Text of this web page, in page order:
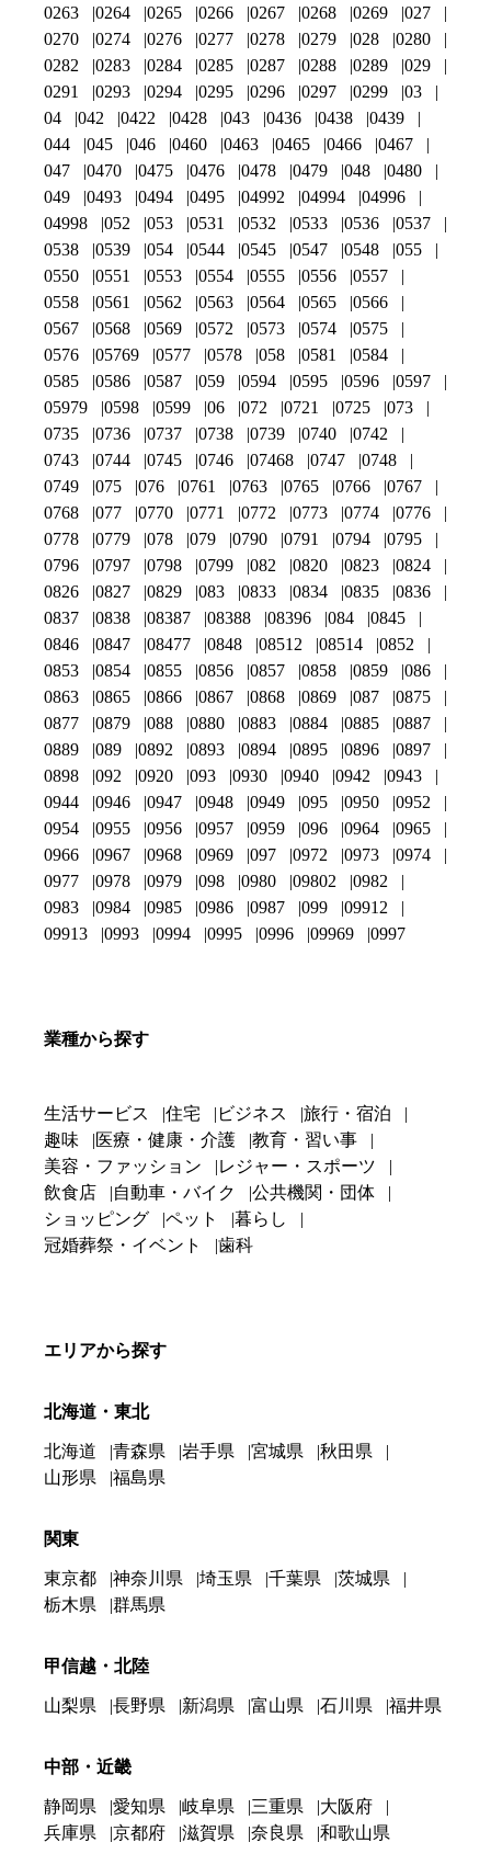
0263 0264 0265 0266 0267 0268 0269
027
0270
0274 0276 0277 0278 0279 028
0280
0282
0283 0284 0285 0287 0288 0289
029
0291
0293 0294 0295 0296 0297 0299
03
04
042 0422 0428 043 0436 0438
0439
044
045 046 0460 0463 0465 0466
0467
047
0470 0475 0476 0478 0479 048
0480
049
0493 0494 0495 04992 04994
04996
04998
052 053 0531 0532 0533 0536
0537
0538
0539 054 0544 0545 0547 0548
055
0550
0551 0553 0554 0555 0556
0557
0558
0561 0562 0563 0564 0565
0566
0567
0568 0569 0572 0573 0574
0575
0576
05769 0577 0578 058 0581
0584
0585
0586 0587 059 0594 0595 0596
0597
05979
0598 0599 06 072 0721 0725
073
0735
0736 0737 0738 0739 0740
0742
0743
0744 0745 0746 07468 0747
0748
0749
075 076 0761 0763 0765 0766
0767
0768
077 0770 0771 0772 0773 0774
0776
0778
0779 078 079 0790 0791 0794
0795
0796
0797 0798 0799 082 0820 0823
0824
0826
0827 0829 083 0833 0834 0835
0836
0837
0838 08387 08388 08396 084
0845
0846
0847 08477 0848 08512 08514
0852
0853
0854 0855 0856 0857 0858 0859
086
0863
0865 0866 0867 0868 0869 087
0875
0877
0879 088 0880 0883 0884 0885
0887
0889
089 0892 0893 0894 0895 0896
0897
0898
092 0920 093 0930 0940 0942
0943
0944
0946 0947 0948 0949 095 0950
0952
0954
0955 0956 0957 0959 096 0964
0965
0966
0967 0968 0969 097 0972 0973
0974
0977
0978 0979 098 0980 09802
0982
0983
0984 0985 0986 0987 099
09912
09913
0993 0994 0995 0996 09969 0997
業種から探す
生活サービス 住宅 ビジネス
旅行・宿泊
趣味
医療・健康・介護
教育・習い事
美容・ファッション
レジャー・スポーツ
飲食店
自動車・バイク
公共機関・団体
ショッピング
ペット
暮らし
冠婚葬祭・イベント
歯科
エリアから探す
北海道・東北
北海道 青森県 岩手県 宮城県
秋田県
山形県
福島県
関東
東京都 神奈川県 埼玉県 千葉県
茨城県
栃木県
群馬県
甲信越・北陸
山梨県 長野県 新潟県 富山県 石川県 福井県
中部・近畿
静岡県 愛知県 岐阜県 三重県
大阪府
兵庫県
京都府 滋賀県 奈良県 和歌山県